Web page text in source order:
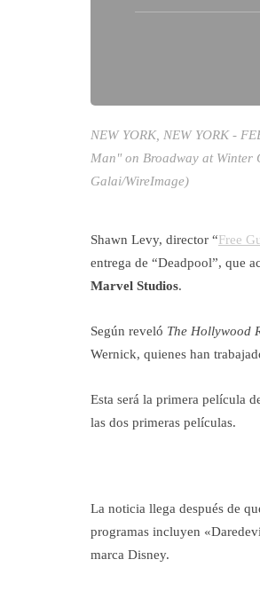
NEW YORK, NEW YORK -
Man" on Broadway at Winter
Galai/WireImage)
Shawn Levy, director “Free
entrega de “Deadpool”, que
Marvel Studios.
Según reveló The Hollywood
Wernick, quienes han
Esta será la primera película
las dos primeras películas.
La noticia llega después de
programas incluyen
marca Disney.